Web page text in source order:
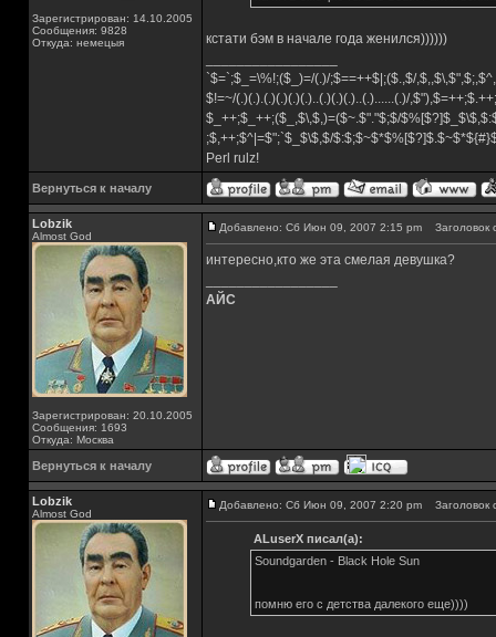
Зарегистрирован: 14.10.2005
Сообщения: 9828
Откуда: немецыя
кстати бэм в начале года женился))))))
`$=`;$_=\%!;($_)=/(.)/;$==++$|;($.,$/
$!=~/(.)(.).(.)(.)(.)(.)..(.)(.)(.)..(.)......(.)/
$_++;$_++;($_,$\,$,)=($~.$"."$;$/
;$,++;$^|=$";`$_$\$,$/
Perl rulz!
Вернуться к началу
Lobzik
Almost God
Зарегистрирован: 20.10.2005
Сообщения: 1693
Откуда: Москва
Добавлено: Сб Июн 09, 2007 2:15 pm Заголовок
интересно,кто же эта смелая девушка?
АЙС
Вернуться к началу
Lobzik
Almost God
Добавлено: Сб Июн 09, 2007 2:20 pm Заголовок
ALuserX писал(а):
Soundgarden - Black Hole Sun
помню его с детства далекого еще))))